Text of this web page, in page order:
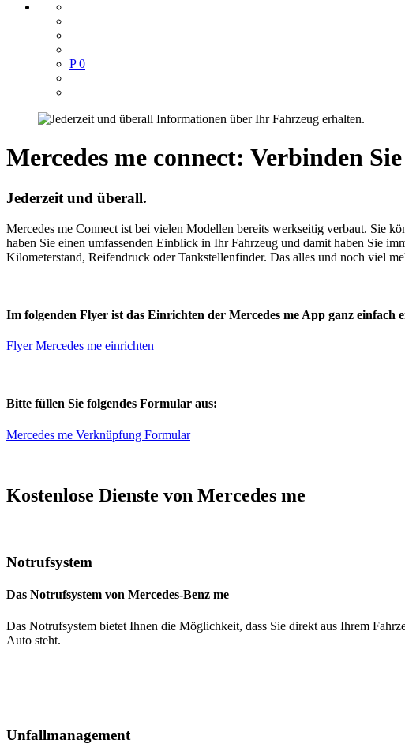
P 0
Mercedes me connect: Verbinden
Jederzeit und überall.
Mercedes me Connect ist bei vielen Modellen bereits werkseitig verbaut. Sie
haben Sie einen umfassenden Einblick in Ihr Fahrzeug und damit haben Sie
Kilometerstand, Reifendruck oder Tankstellenfinder. Das alles und noch viel
Im folgenden Flyer ist das Einrichten der Mercedes me App ganz einfach
Flyer Mercedes me einrichten
Bitte füllen Sie folgendes Formular aus:
Mercedes me Verknüpfung Formular
Kostenlose Dienste von Mercedes me
Notrufsystem
Das Notrufsystem von Mercedes-Benz me
Das Notrufsystem bietet Ihnen die Möglichkeit, dass Sie direkt aus Ihrem
Auto steht.
Unfallmanagement